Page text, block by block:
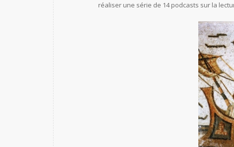
réaliser une série de 14 podcasts sur la